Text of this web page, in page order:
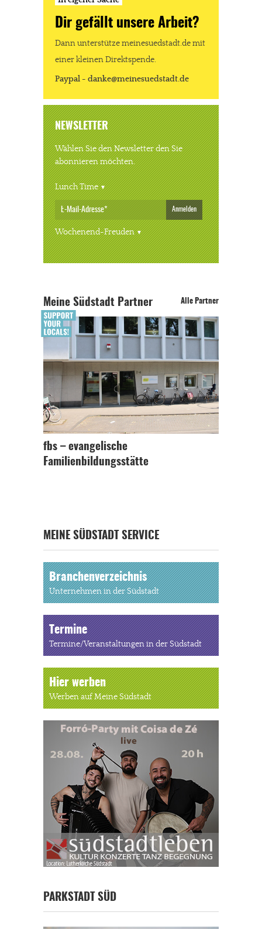
Dir gefällt unsere Arbeit?
Dann unterstütze meinesuedstadt.de mit
einer kleinen Direktspende.
Paypal - danke@meinesuedstadt.de
NEWSLETTER
Wählen Sie den Newsletter den Sie
abonnieren möchten.
Lunch Time
Anmelden
Wochenend-Freuden
Meine Südstadt Partner Alle Partner
fbs – evangelische
Familienbildungsstätte
MEINE SÜDSTADT SERVICE
Branchenverzeichnis
Unternehmen in der Südstadt
Termine
Termine/Veranstaltungen in der Südstadt
Hier werben
Werben auf Meine Südstadt
PARKSTADT SÜD